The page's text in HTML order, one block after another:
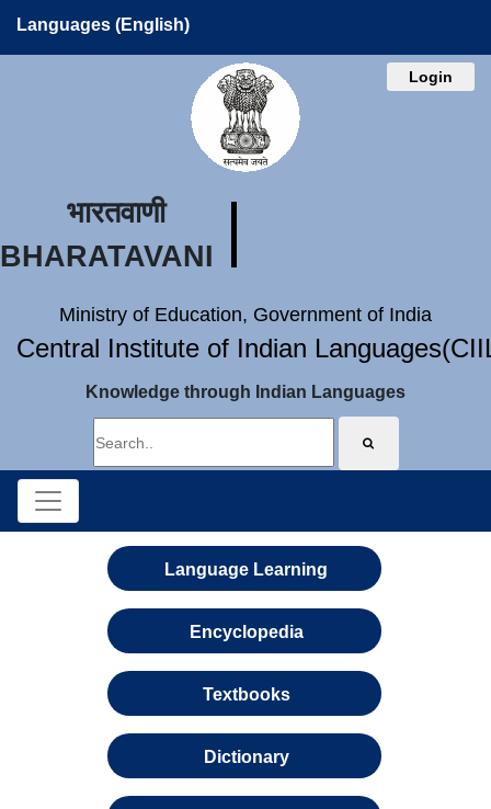
Languages (English)
Login
भारतवाणी
BHARATAVANI
Ministry of Education, Government of India
Central Institute of Indian
Knowledge through Indian Languages
Language Learning
Encyclopedia
Textbooks
Dictionary